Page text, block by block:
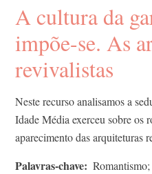
A cultura da
impõe-se​. As
revivalistas
Neste recurso analisamos a
Idade Média exerceu sobre os
aparecimento das arquiteturas
Palavras-chave